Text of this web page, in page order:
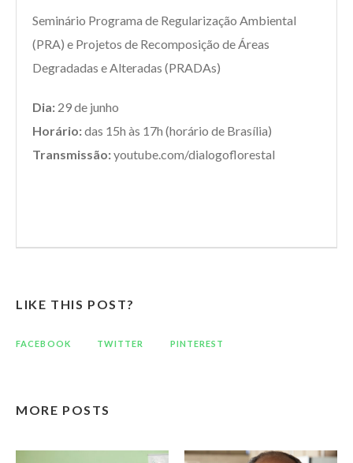
Seminário Programa de Regularização Ambiental
(PRA) e Projetos de Recomposição de Áreas
Degradadas e Alteradas (PRADAs)
Dia: 29 de junho
Horário:das 15h às 17h (horário de Brasília)
Transmissão:youtube.com/dialogoflorestal
LIKE THIS POST?
FACEBOOK TWITTER PINTEREST
MORE POSTS